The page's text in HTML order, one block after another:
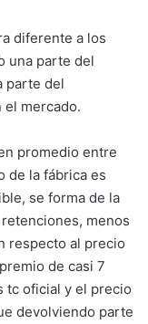
diferente a los
una parte del
parte del
mercado.
promedio entre
de la fábrica es
se forma de la
menos
respecto al precio
de casi 7
tc oficial y el precio
devolviendo parte